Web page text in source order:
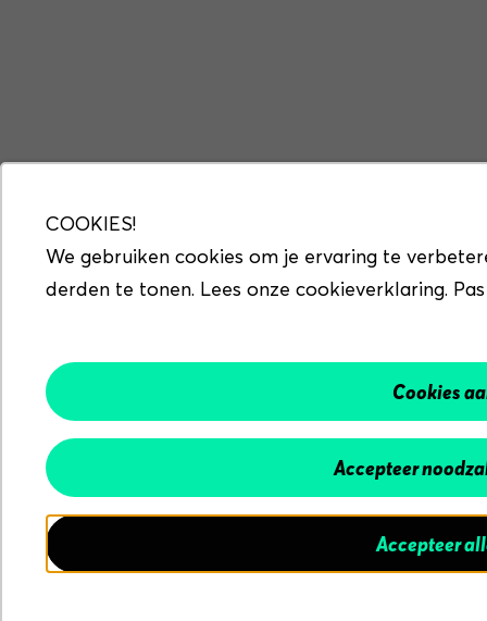
COOKIES!
We gebruiken cookies om je ervaring te
derden te tonen. Lees onze cookieverklaring.
Accepteer
Accepteer
Cookies